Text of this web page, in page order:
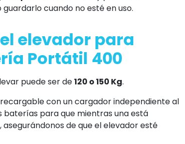
cuando no esté en uso.
elevador para
Portátil 400
puede ser de120 o 150 Kg.
con un cargador independiente al
baterías para que mientras una está
de que el elevador esté